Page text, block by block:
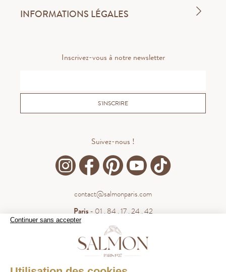
Continuer sans accepter
WHATSAPP
INFORMATIONS LÉGALES
Inscrivez-vous à notre newsletter
S'INSCRIRE
Suivez-nous !
contact@salmonparis.com
Paris- 01 . 84 . 17 . 24 . 42
- 05 . 35 . 54 . 45 . 53
WhatsApp- 07 . 81 . 63 . 76 . 57